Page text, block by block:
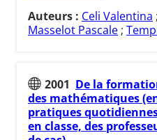
Auteurs : Celi Valentina ;
Masselot Pascale ;
2001 De la
des mathématiques
pratiques
en classe, des